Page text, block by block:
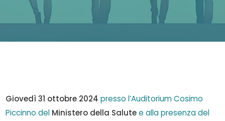
Giovedì 31 ottobre 2024 presso l’Auditorium Cosimo
Piccinno del Ministero della Salutee alla presenza del